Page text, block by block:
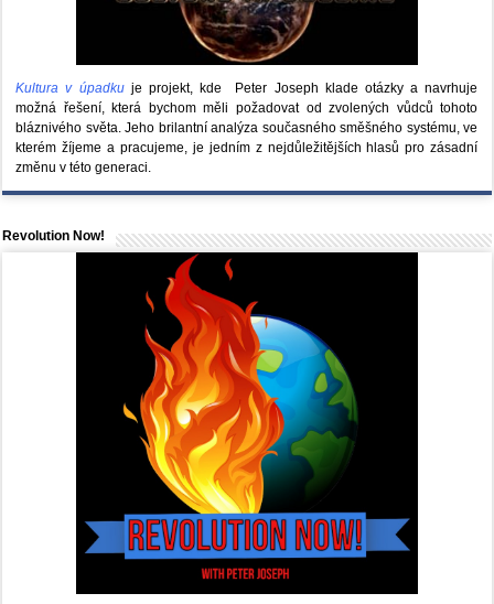
Kultura v úpadkuje projekt, kde Peter Joseph klade otázky a navrhuje
možná řešení, která bychom měli požadovat od zvolených vůdců tohoto
bláznivého světa. Jeho brilantní analýza současného směšného systému, ve
kterém žíjeme a pracujeme, je jedním z nejdůležitějších hlasů pro zásadní
změnu v této generaci.
Revolution Now!